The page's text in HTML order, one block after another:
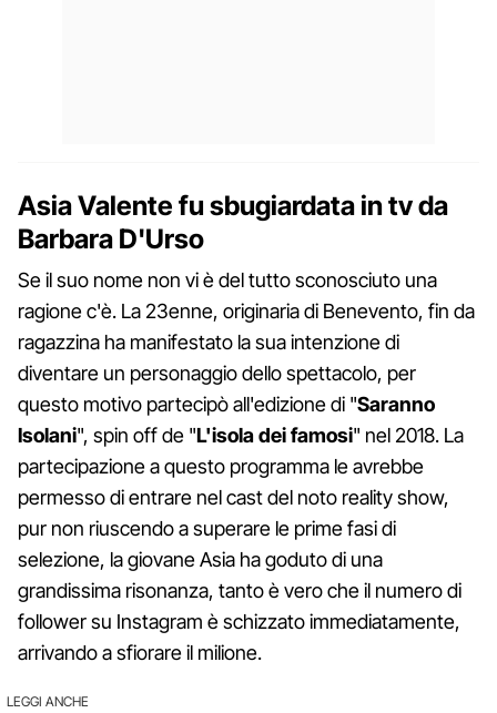
Asia Valente fu sbugiardata in tv da
Barbara D'Urso
Se il suo nome non vi è del tutto sconosciuto una
ragione c'è. La 23enne, originaria di Benevento, fin da
ragazzina ha manifestato la sua intenzione di
diventare un personaggio dello spettacolo, per
questo motivo partecipò all'edizione di "Saranno
Isolani", spin off de "L'isola dei famosi" nel 2018. La
partecipazione a questo programma le avrebbe
permesso di entrare nel cast del noto reality show,
pur non riuscendo a superare le prime fasi di
selezione, la giovane Asia ha goduto di una
grandissima risonanza, tanto è vero che il numero di
follower su Instagram è schizzato immediatamente,
arrivando a sfiorare il milione.
LEGGI ANCHE